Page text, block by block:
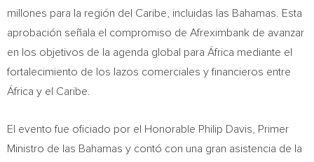
millones para la región del Caribe, incluidas las Bahamas. Esta
aprobación señala el compromiso de Afreximbank de avanzar
en los objetivos de la agenda global para África mediante el
fortalecimiento de los lazos comerciales y financieros entre
África y el Caribe.
El evento fue oficiado por el Honorable Philip Davis, Primer
Ministro de las Bahamas y contó con una gran asistencia de la